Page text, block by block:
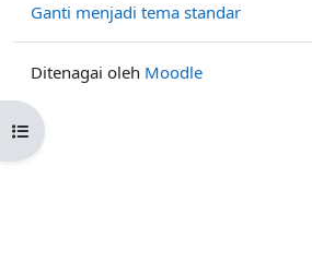
Buka indeks kursus
Ganti menjadi tema standar
Ditenagai oleh Moodle